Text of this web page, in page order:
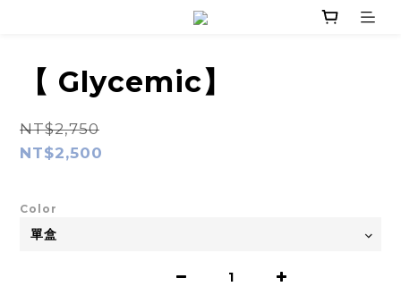
【 Glycemic】
NT$2,750
NT$2,500
Color